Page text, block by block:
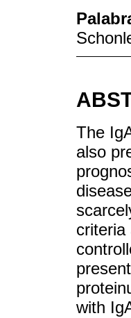
The
also
criteria
with